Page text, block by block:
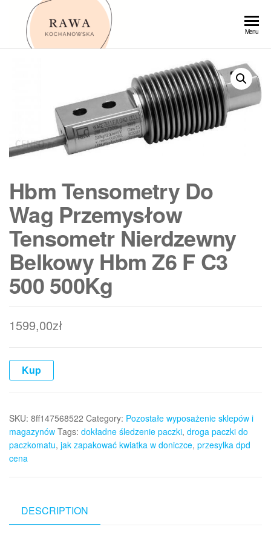
Przejdź
Menu
Hbm Tensometry Do
Wag Przemysłow
Tensometr Nierdzewny
Belkowy Hbm Z6 F C3
500 500Kg
1599,00zł
Kup
SKU: 8ff147568522 Category: Pozostałe wyposażenie sklepów i
magazynów Tags: dokładne śledzenie paczki, droga paczki do
paczkomatu, jak zapakować kwiatka w doniczce, przesylka dpd
cena
DESCRIPTION